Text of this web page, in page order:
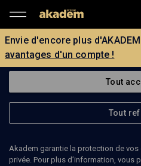
Envie d'encore plus d'AKADEM
avantages d'un compte !
Tout
Tout
Akadem garantie la protection de
privée. Pour plus d’information, vous